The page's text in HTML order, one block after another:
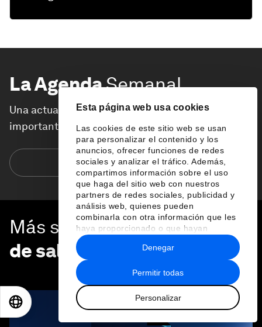
Esta página web usa cookies
Las cookies de este sitio web se usan
para personalizar el contenido y los
anuncios, ofrecer funciones de redes
sociales y analizar el tráfico. Además,
compartimos información sobre el uso
que haga del sitio web con nuestros
partners de redes sociales, publicidad y
análisis web, quienes pueden
combinarla con otra información que les
haya proporcionado o que hayan
recopilado a partir del uso que haya
hecho de sus servicios.
Permitir todas
Personalizar
Denegar
La AgendaSemanal
Una actualización semanal de los temas más
importantes de la agenda global
Suscríbete hoy
Más sobreSalud y sistemas
de salud
VER TODO